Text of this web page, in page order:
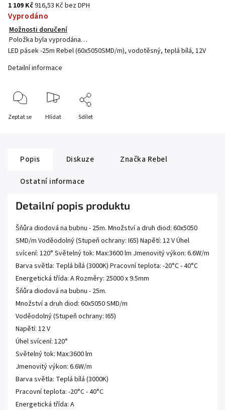
1 109 Kč916,53 Kč bez DPH
Vyprodáno
Možnosti doručení
Položka byla vyprodána…
LED pásek -25m Rebel (60x5050SMD/m), vodotěsný, teplá bílá, 12V
Detailní informace
Zeptat se Hlídat Sdílet
Popis Diskuze Značka Rebel
Ostatní informace
Detailní popis produktu
Šňůra diodová na bubnu - 25m. Množství a druh diod: 60x5050
SMD/m Voděodolný (Stupeň ochrany: I65) Napětí: 12 V Úhel
svícení: 120° Světelný tok: Max:3600 lm Jmenovitý výkon: 6.6W/m
Barva světla: Teplá bílá (3000K) Pracovní teplota: -20°C - 40°C
Energetická třída: A Rozměry: 25000 x 9.5mm
Šňůra diodová na bubnu - 25m.
Množství a druh diod: 60x5050 SMD/m
Voděodolný (Stupeň ochrany: I65)
Napětí: 12 V
Úhel svícení: 120°
Světelný tok: Max:3600 lm
Jmenovitý výkon: 6.6W/m
Barva světla: Teplá bílá (3000K)
Pracovní teplota: -20°C - 40°C
Energetická třída: A